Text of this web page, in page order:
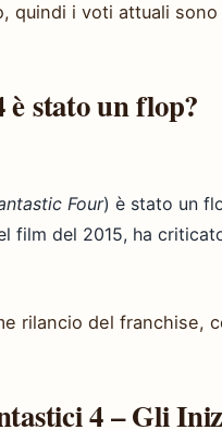
quindi i voti attuali
stato un flop?
Four) è stato un
film del 2015, ha
rilancio del franchise,
4 – Gli